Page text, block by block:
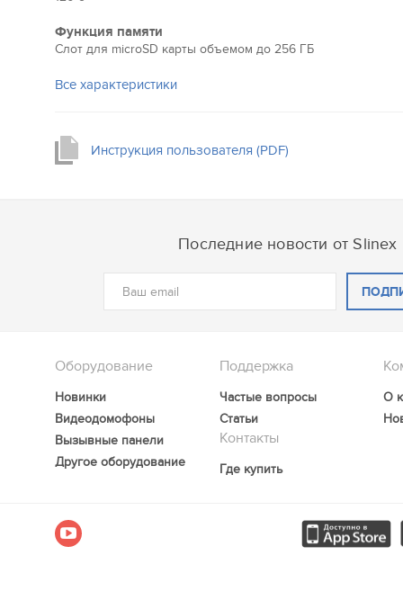
Позаботьтесь о вашей безопасности
Ваш дом всегда будет в безопасности. Sonik 7 Cloud
программным детектором движения, а также
наблюдения и всегда быть в курсе того, что
Функция памяти
Слот для microSD карты объемом до 256 ГБ
Все характеристики
Инструкция пользователя (PDF)
Последние новости от Slinex
Оборудование
Новинки
Видеодомофоны
Вызывные панели
Другое оборудование
Поддержка
Частые вопросы
Статьи
О
Контакты
Где купить